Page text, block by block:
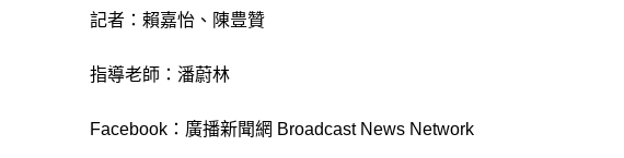
記者：賴嘉怡、陳豊贊
指導老師：潘蔚林
Facebook：廣播新聞網 Broadcast News Network